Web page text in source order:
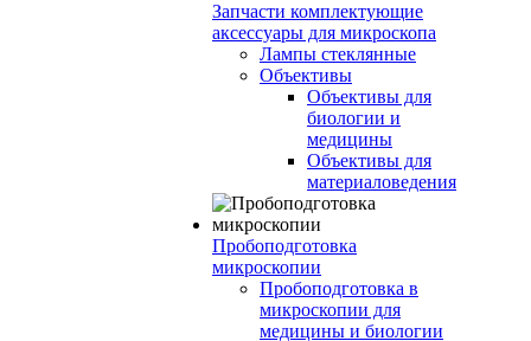
Запчасти комплектующие
аксессуары для микроскопа
Лампы стеклянные
Объективы
Объективы для
биологии и
медицины
Объективы для
материаловедения
Пробоподготовка
микроскопии
Пробоподготовка в
микроскопии для
медицины и биологии